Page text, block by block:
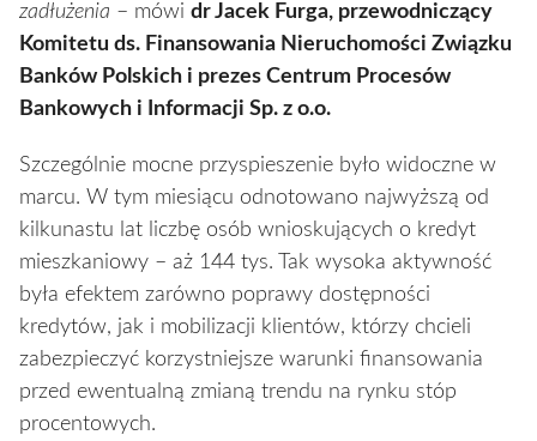
zadłużenia – mówi dr Jacek Furga, przewodniczący
Komitetu ds. Finansowania Nieruchomości Związku
Banków Polskich i prezes Centrum Procesów
Bankowych i Informacji Sp. z o.o.
Szczególnie mocne przyspieszenie było widoczne w
marcu. W tym miesiącu odnotowano najwyższą od
kilkunastu lat liczbę osób wnioskujących o kredyt
mieszkaniowy – aż 144 tys. Tak wysoka aktywność
była efektem zarówno poprawy dostępności
kredytów, jak i mobilizacji klientów, którzy chcieli
zabezpieczyć korzystniejsze warunki finansowania
przed ewentualną zmianą trendu na rynku stóp
procentowych.